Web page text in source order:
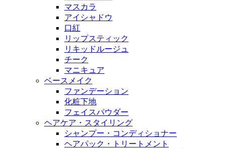
マスカラ
アイシャドウ
口紅
リップスティック
リキッドルージュ
チーク
マニキュア
ベースメイク
ファンデーション
化粧下地
フェイスパウダー
ヘアケア・スタイリング
シャンプー・コンディショナー
ヘアパック・トリートメント